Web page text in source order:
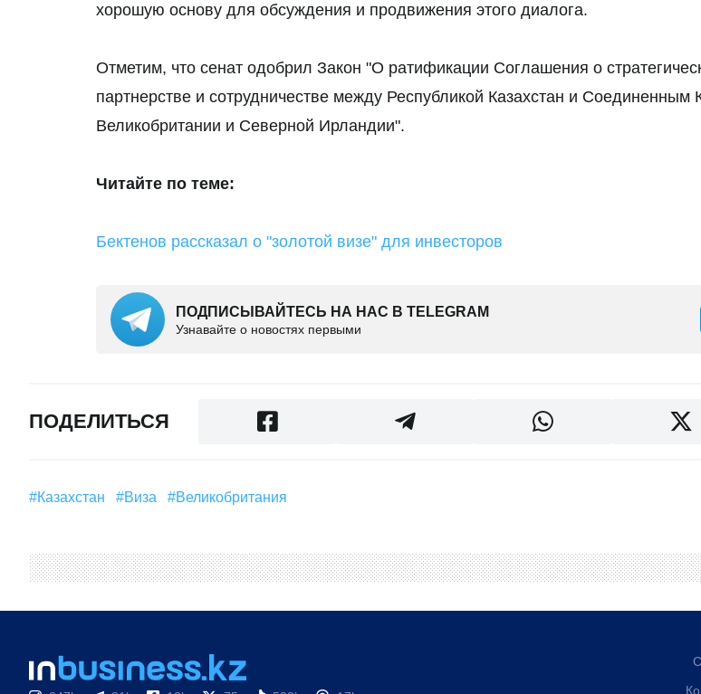
хорошую основу для обсуждения и продвижения этого диалога.
Отметим, что сенат одобрил Закон "О ратификации Соглашения о
партнерстве и сотрудничестве между Республикой Казахстан и Соединенным
Великобритании и Северной Ирландии".
Читайте по теме:
Бектенов рассказал о "золотой визе" для инвесторов
ПОДПИСЫВАЙТЕСЬ НА НАС В TELEGRAM
Узнавайте о новостях первыми
ПОДЕЛИТЬСЯ
#Казахстан #виза #Великобритания